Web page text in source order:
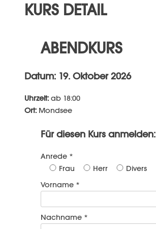
KURS DETAIL
ABENDKURS
Datum: 19. Oktober 2026
Uhrzeit: ab 18:00
Ort: Mondsee
Für diesen Kurs anmelden:
Anrede *
Frau
Herr
Divers
Vorname *
Nachname *